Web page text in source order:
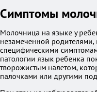
Симптомы
Молочница на языке у
незамеченной родителями,
специфическими
патологии язык ребенка
творожистым налетом,
палочками или другими